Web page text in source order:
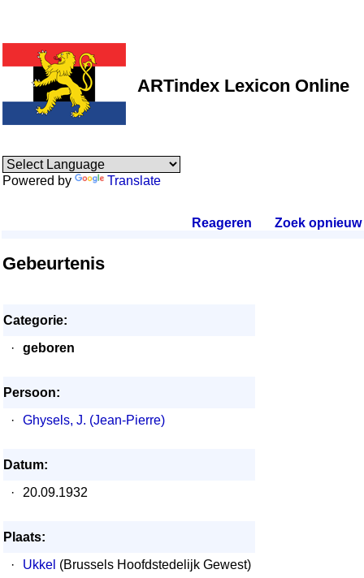
ARTindex Lexicon Online
Powered by Translate
Reageren Zoek opnieuw.
Gebeurtenis
Categorie:
·
geboren
Persoon:
·
Ghysels, J. (Jean-Pierre)
Datum:
·
20.09.1932
Plaats:
·
Ukkel (Brussels Hoofdstedelijk Gewest)